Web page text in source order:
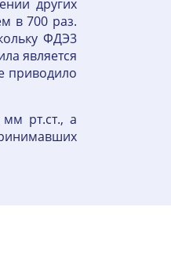
других
в 700 раз.
ФДЭ3
является
приводило
рт.ст., а